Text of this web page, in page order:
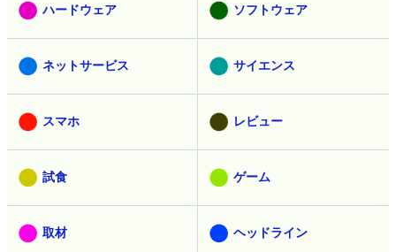
ハードウェア ソフトウェア
ネットサービス サイエンス
スマホ レビュー
試食 ゲーム
取材 ヘッドライン